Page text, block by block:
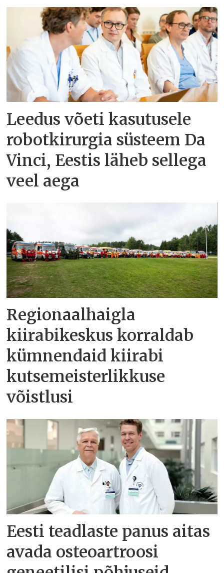
Leedus võeti kasutusele
robotkirurgia süsteem Da
Vinci, Eestis läheb sellega
veel aega
Regionaalhaigla
kiirabikeskus korraldab
kümnendaid kiirabi
kutsemeisterlikkuse
võistlusi
Eesti teadlaste panus aitas
avada osteoartroosi